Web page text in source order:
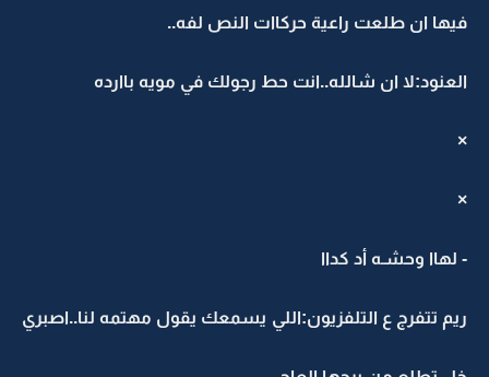
فيها ان طلعت راعية حركاات النص لفه..
العنود:لا ان شالله..انت حط رجولك في مويه باارده
×
×
- لهاا وحشـه أد كداا
ريم تتفرج ع التلفزيون:اللي يسمعك يقول مهتمه لنا..اصبري